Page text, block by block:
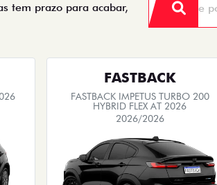
tem prazo para acabar,
FASTBACK
FASTBACK IMPETUS TURBO 200
HYBRID FLEX AT 2026
2026/2026